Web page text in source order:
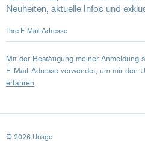
Neuheiten, aktuelle Infos und
Ihre E-Mail-Adresse
Mit der Bestätigung meiner Anmeldung
E-Mail-Adresse verwendet, um mir den
erfahren
© 2026 Uriage